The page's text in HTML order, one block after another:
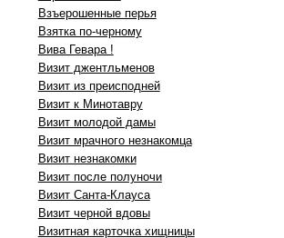
Взъерошенные перья
Взятка по-черному
Вива Гевара !
Визит джентльменов
Визит из преисподней
Визит к Минотавру
Визит молодой дамы
Визит мрачного незнакомца
Визит незнакомки
Визит после полуночи
Визит Санта-Клауса
Визит черной вдовы
Визитная карточка хищницы